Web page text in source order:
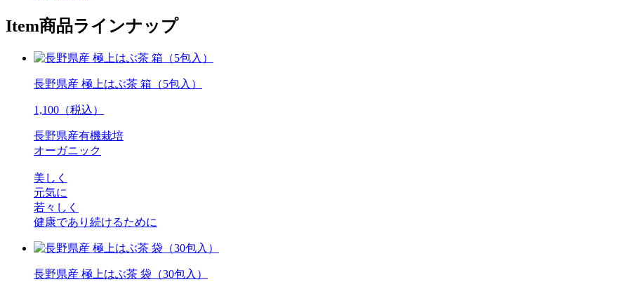
Item商品ラインナップ
長野県産 極上はぶ茶 箱（5包入）
1,100（税込）
長野県産有機栽培
オーガニック
美しく
元気に
若々しく
健康であり続けるために
長野県産 極上はぶ茶 袋（30包入）